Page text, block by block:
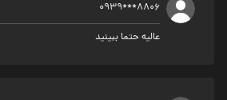
0939***8806
عالیه حتما ببینید